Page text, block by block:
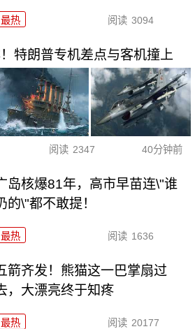
最热 阅读 3094
特朗普专机差点与客机撞上
阅读 2347 40分钟前
岛核爆81年，高市早苗连\"谁
的\"都不敢提！
最热 阅读 1636
箭齐发！熊猫这一巴掌扇过
，大漂亮终于知疼
最热 阅读 20177